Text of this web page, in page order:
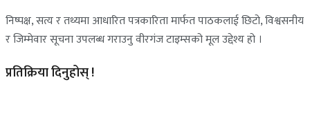
निष्पक्ष, सत्य र तथ्यमा आधारित पत्रकारिता मार्फत पाठकलाई छिटो, विश्वसनीय
र जिम्मेवार सूचना उपलब्ध गराउनु वीरगंज टाइम्सको मूल उद्देश्य हो ।
प्रतिक्रिया दिनुहोस् !